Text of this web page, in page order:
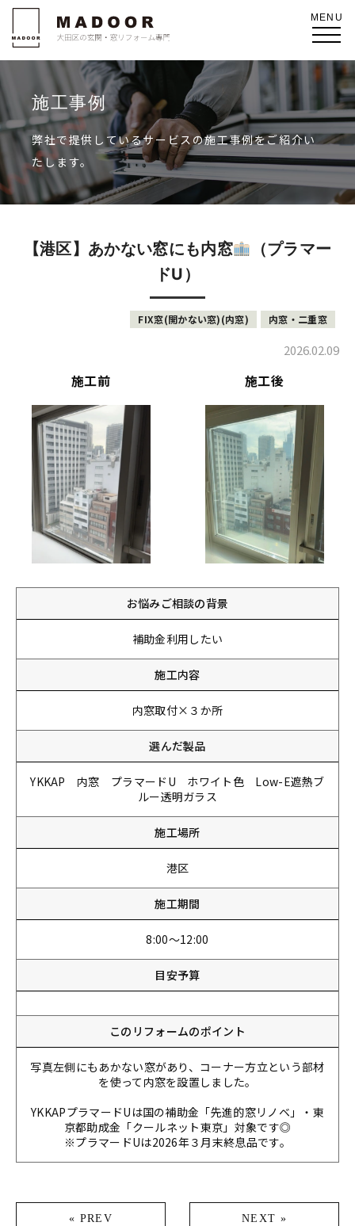
施工事例
弊社で提供しているサービスの施工事例をご紹介い
たします。
【港区】あかない窓にも内窓
（プラマー
ドU）
FIX窓(開かない窓)(内窓) 内窓・二重窓
2026.02.09
施工前 施工後
お悩みご相談の背景
補助金利用したい
施工内容
内窓取付×３か所
選んだ製品
YKKAP 内窓 プラマードU ホワイト色 Low-E遮熱ブ
ルー透明ガラス
施工場所
港区
施工期間
8:00～12:00
目安予算
このリフォームのポイント
写真左側にもあかない窓があり、コーナー方立という部材
を使って内窓を設置しました。
YKKAPプラマードUは国の補助金「先進的窓リノベ」・東
京都助成金「クールネット東京」対象です◎
※プラマードUは2026年３月末終息品です。
« PREV NEXT »